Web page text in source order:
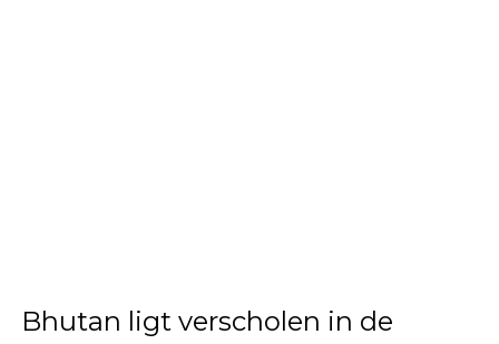
Bhutan ligt verscholen in de